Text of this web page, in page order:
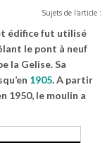
Sujets de l'article :
édifice fut utilisé
le pont à neuf
la Gelise. Sa
1905. A partir
1950, le moulin a